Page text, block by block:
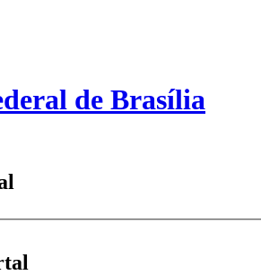
de Brasília